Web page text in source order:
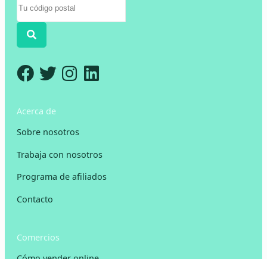
Acerca de
Sobre nosotros
Trabaja con nosotros
Programa de afiliados
Contacto
Comercios